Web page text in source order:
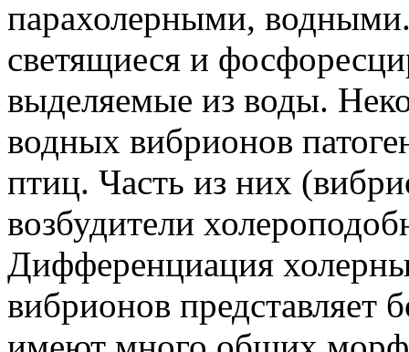
парахолерными,
светящиеся и
выделяемые из воды.
водных вибрионов
птиц. Часть из них
возбудители
Дифференциация
вибрионов представляет